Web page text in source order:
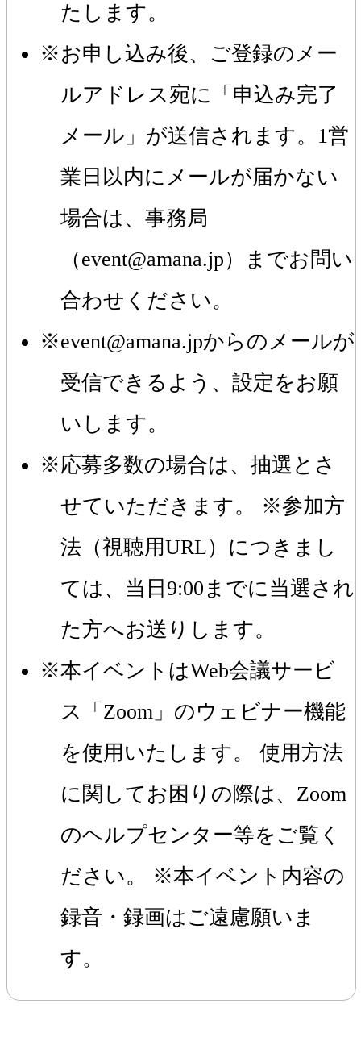
たします。
お申し込み後、ご登録のメー
ルアドレス宛に「申込み完了
メール」が送信されます。1営
業日以内にメールが届かない
場合は、事務局
（event@amana.jp）までお問い
合わせください。
event@amana.jpからのメールが
受信できるよう、設定をお願
いします。
応募多数の場合は、抽選とさ
せていただきます。 ※参加方
法（視聴用URL）につきまし
ては、当日9:00までに当選され
た方へお送りします。
本イベントはWeb会議サービ
ス「Zoom」のウェビナー機能
を使用いたします。 使用方法
に関してお困りの際は、Zoom
のヘルプセンター等をご覧く
ださい。 ※本イベント内容の
録音・録画はご遠慮願いま
す。